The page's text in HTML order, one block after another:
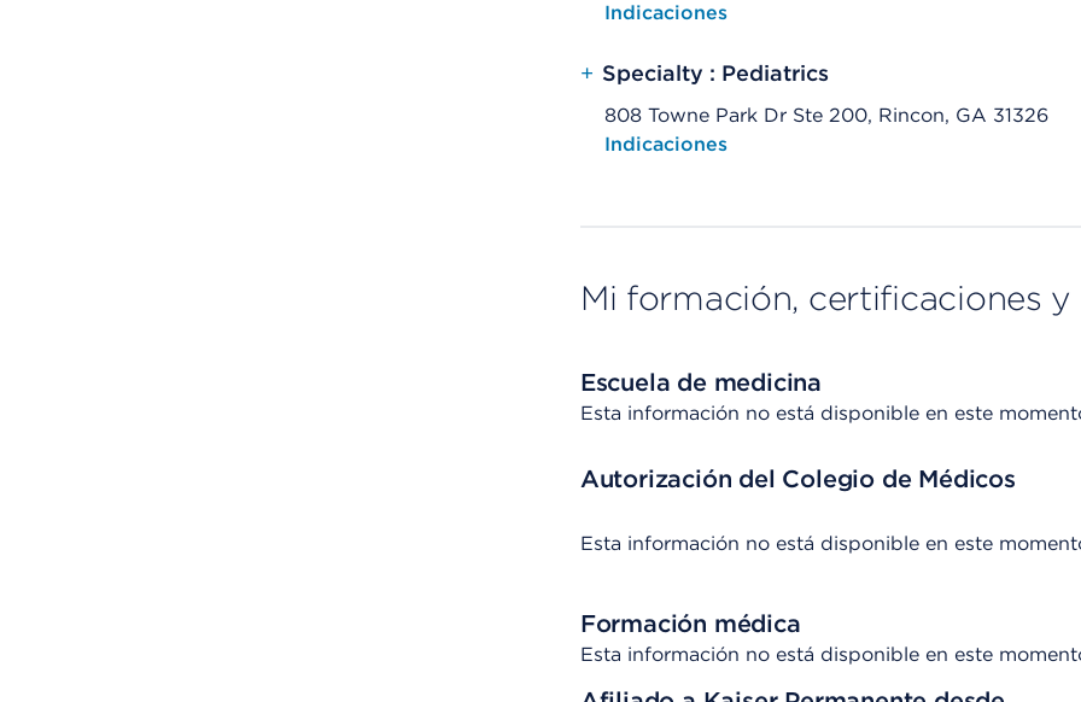
Opens native map application on mobile devices
Indicaciones
+ Specialty : Pediatrics
808 Towne Park Dr Ste 200, Rincon, GA 31326
Opens native map application on mobile devices
Indicaciones
Mi formación, certificaciones
Escuela de medicina
Esta información no está disponible en este
Autorización del Colegio de Médicos
Esta información no está disponible en este
Formación médica
Esta información no está disponible en este